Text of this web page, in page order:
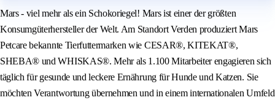
Mars - viel mehr als ein Schokoriegel! Mars ist einer der größten
Konsumgüterhersteller der Welt. Am Standort Verden produziert Mars
Petcare bekannte Tierfuttermarken wie CESAR®, KITEKAT®,
SHEBA® und WHISKAS®. Mehr als 1.100 Mitarbeiter engagieren sich
täglich für gesunde und leckere Ernährung für Hunde und Katzen. Sie
möchten Verantwortung übernehmen und in einem internationalen Umfeld